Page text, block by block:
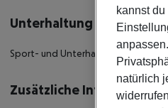
Unterhaltung
Sport- und
Zusätzliche Informationen
kannst
natürlich